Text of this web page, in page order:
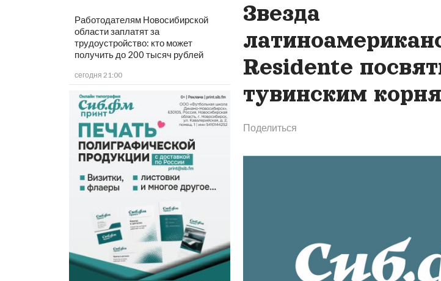
Работодателям Новосибирской
области заплатят за
трудоустройство: кто может
получить до 200 тысяч рублей
сегодня 21:00
Звезда
Residente
тувинским
Поделиться